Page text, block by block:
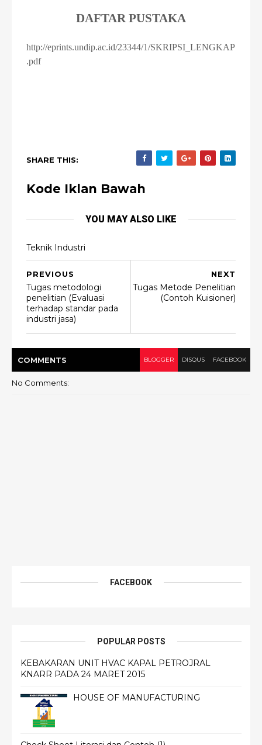
DAFTAR PUSTAKA
http://eprints.undip.ac.id/23344/1/SKRIPSI_LENGKAP
.pdf
SHARE THIS:
Kode Iklan Bawah
YOU MAY ALSO LIKE
Teknik Industri
NEXT
Tugas Metode Penelitian
(Contoh Kuisioner)
PREVIOUS
Tugas metodologi
penelitian (Evaluasi
terhadap standar pada
industri jasa)
COMMENTS BLOGGER DISQUS FACEBOOK
No Comments:
FACEBOOK
POPULAR POSTS
KEBAKARAN UNIT HVAC KAPAL PETROJRAL
KNARR PADA 24 MARET 2015
HOUSE OF MANUFACTURING